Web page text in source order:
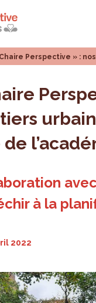
Perspective » :
avec
à la
2022